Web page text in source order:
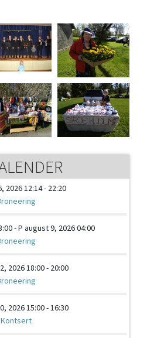
2026 12:14 - 22:20
- P august 9, 2026 04:00
2026 18:00 - 20:00
2026 15:00 - 16:30
Kontsert